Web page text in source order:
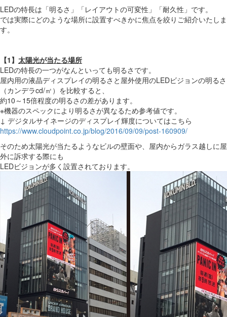
LEDの特長は「明るさ」「レイアウトの可変性」「耐久性」です。
では実際にどのような場所に設置すべきかに焦点を絞りご紹介いたしま
す。
【1】 太陽光が当たる場所
LEDの特長の一つがなんといっても明るさです。
屋内用の液晶ディスプレイの明るさと屋外使用のLEDビジョンの明るさ
（カンデラcd/㎡）を比較すると、
約10～15倍程度の明るさの差があります。
※機器のスペックにより明るさが異なるため参考値です。
↓ デジタルサイネージのディスプレイ輝度についてはこちら
https://www.cloudpoint.co.jp/blog/2016/09/09/post-160909/
そのため太陽光が当たるようなビルの壁面や、屋内からガラス越しに屋
外に訴求する際にも
LEDビジョンが多く設置されております。